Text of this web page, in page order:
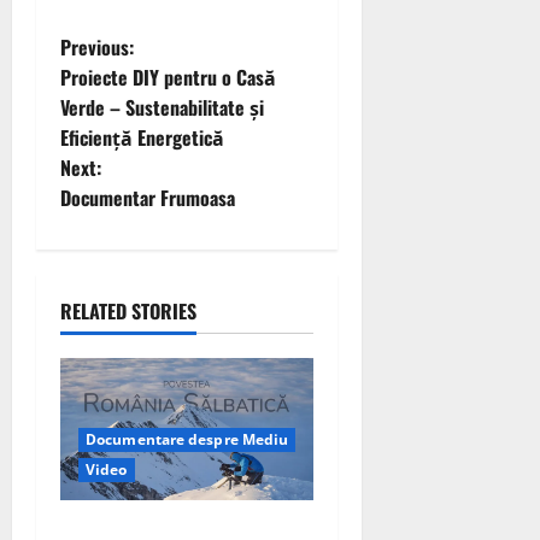
P
o
s
t
a
v
i
g
a
Previous:
Proiecte DIY pentru o Casă
Verde – Sustenabilitate și
Eficiență Energetică
Next:
Documentar Frumoasa
RELATED STORIES
Documentare despre Mediu
Video